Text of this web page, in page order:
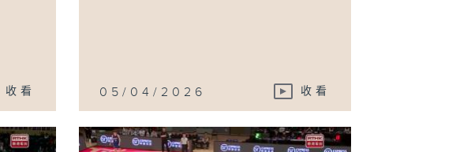
收看 05/04/2026 收看